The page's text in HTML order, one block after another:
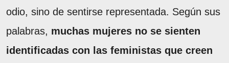
odio, sino de sentirse representada. Según sus
palabras, muchas mujeres no se sienten
identificadas con las feministas que creen